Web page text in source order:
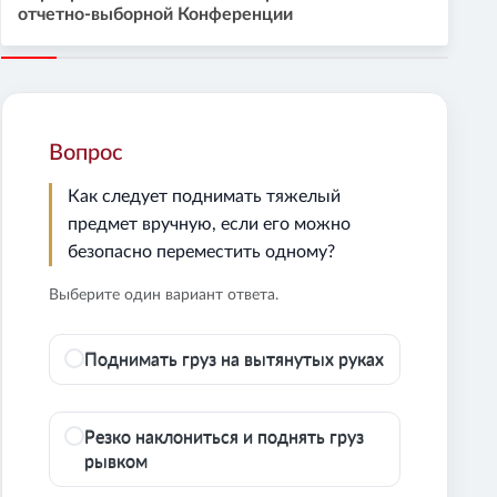
отчетно-выборной Конференции
Вопрос
Как следует поднимать тяжелый
предмет вручную, если его можно
безопасно переместить одному?
Выберите один вариант ответа.
Поднимать груз на вытянутых руках
Резко наклониться и поднять груз
рывком